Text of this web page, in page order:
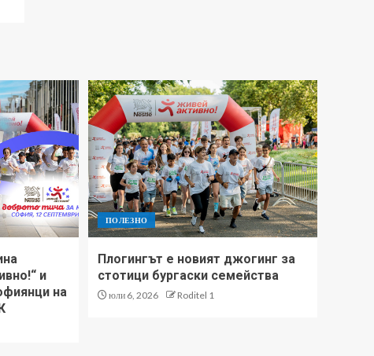
и
на
ПОЛЕЗНО
Плогингът е новият джогинг за
стотици бургаски семейства
юли 6, 2026 Roditel 1